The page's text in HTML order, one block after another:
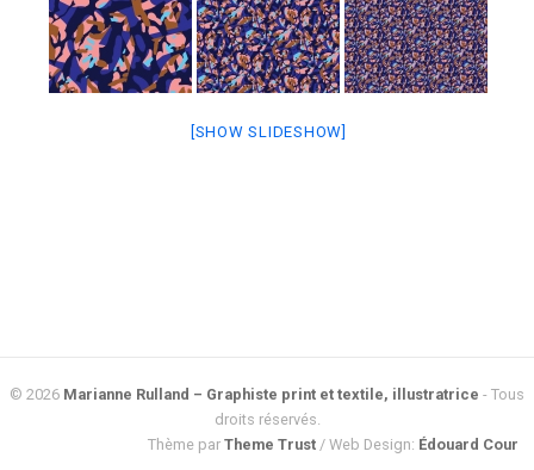
[SHOW SLIDESHOW]
© 2026 Marianne Rulland – Graphiste print et textile, illustratrice - Tous
droits réservés.
Thème par Theme Trust/ Web Design: Édouard Cour